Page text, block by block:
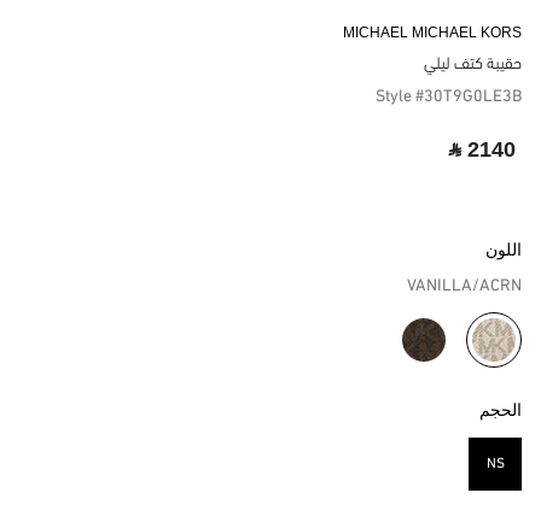
MICHAEL MICHAEL KORS
حقيبة كتف ليلي
Style #30T9G0LE3B
‎ ⃁ 2140 ‎
اللون
VANILLA/ACRN
مختار
الحجم
NS